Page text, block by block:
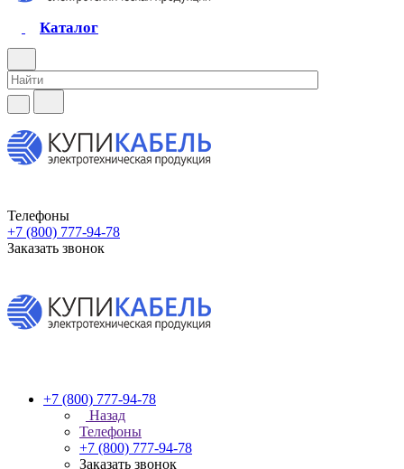
Каталог
Телефоны
+7 (800) 777-94-78
Заказать звонок
+7 (800) 777-94-78
Назад
Телефоны
+7 (800) 777-94-78
Заказать звонок